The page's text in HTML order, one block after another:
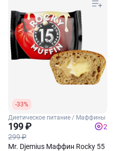
-33%
Диетическое питание / Маффины
199 ₽
299 ₽
2
Mr. Djemius Маффин Rocky 55